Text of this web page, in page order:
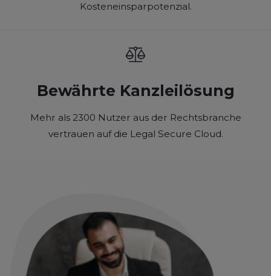
Kosteneinsparpotenzial.
Bewährte Kanzleilösung
Mehr als 2300 Nutzer aus der Rechtsbranche
vertrauen auf die Legal Secure Cloud.